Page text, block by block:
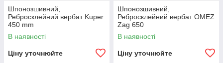
Шпонозшивний,
Ребросклейний вербат Kuper
450 mm
В наявності
Ціну уточнюйте
Шпонозшивний,
Ребросклейний вербат OMEZ
Zag 650
В наявності
Ціну уточнюйте